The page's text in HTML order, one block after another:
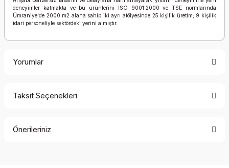
deneyimler katmakta ve bu ürünlerini ISO 9001:2000 ve TSE normlarında
Ümraniye'de 2000 m2 alana sahip iki ayrı atölyesinde 25 kişilik üretim; 9 kişilik
idari personeliyle sektördeki yerini almıştır.
Yorumlar
Taksit Seçenekleri
Önerileriniz